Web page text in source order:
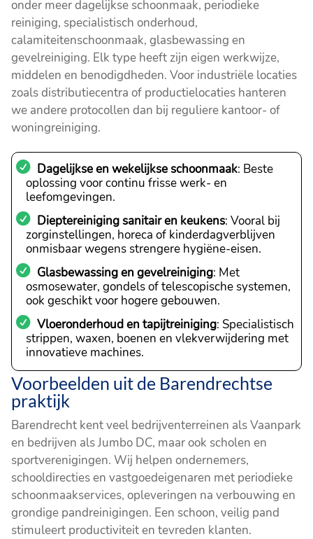
onder meer dagelijkse schoonmaak, periodieke
reiniging, specialistisch onderhoud,
calamiteitenschoonmaak, glasbewassing en
gevelreiniging. Elk type heeft zijn eigen werkwijze,
middelen en benodigdheden. Voor industriële locaties
zoals distributiecentra of productielocaties hanteren
we andere protocollen dan bij reguliere kantoor- of
woningreiniging.
Dagelijkse en wekelijkse schoonmaak: Beste
oplossing voor continu frisse werk- en
leefomgevingen.
Dieptereiniging sanitair en keukens: Vooral bij
zorginstellingen, horeca of kinderdagverblijven
onmisbaar wegens strengere hygiëne-eisen.
Glasbewassing en gevelreiniging: Met
osmosewater, gondels of telescopische systemen,
ook geschikt voor hogere gebouwen.
Vloeronderhoud en tapijtreiniging: Specialistisch
strippen, waxen, boenen en vlekverwijdering met
innovatieve machines.
Voorbeelden uit de Barendrechtse
praktijk
Barendrecht kent veel bedrijventerreinen als Vaanpark
en bedrijven als Jumbo DC, maar ook scholen en
sportverenigingen. Wij helpen ondernemers,
schooldirecties en vastgoedeigenaren met periodieke
schoonmaakservices, opleveringen na verbouwing en
grondige pandreinigingen. Een schoon, veilig pand
stimuleert productiviteit en tevreden klanten.